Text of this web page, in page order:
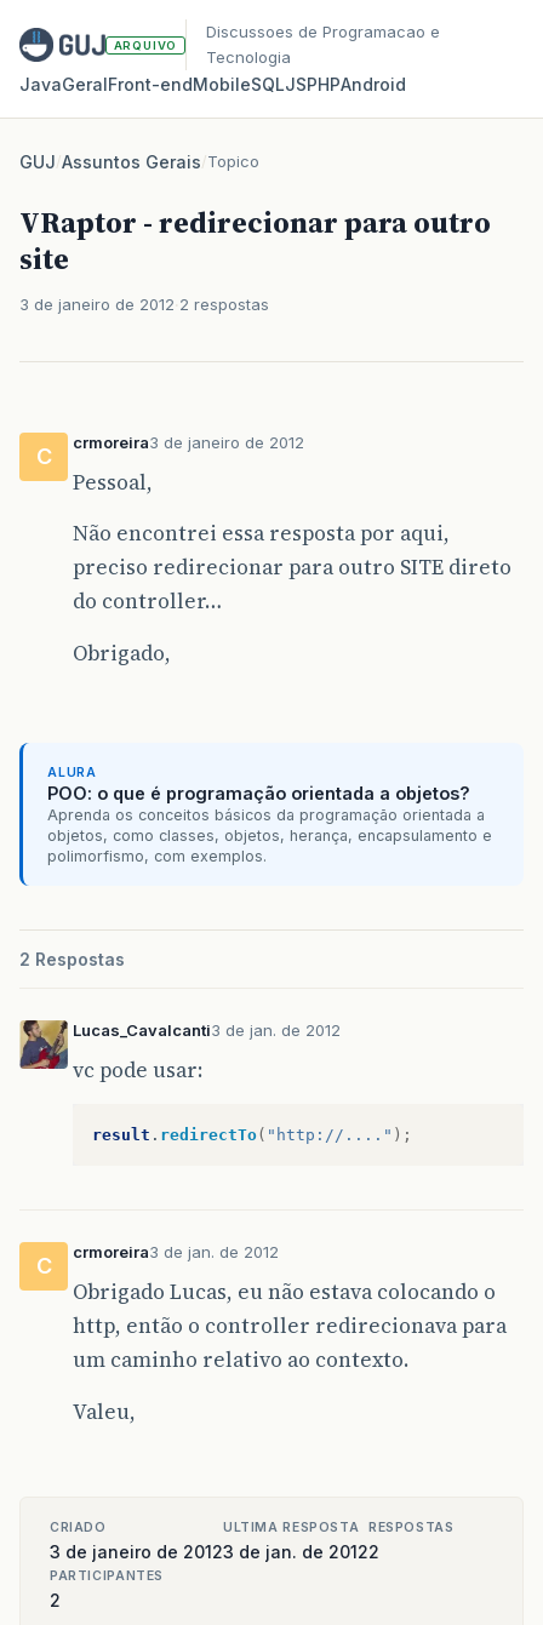
ARQUIVO
Discussoes de Programacao e
Tecnologia
JavaGeralFront‑endMobileSQLJSPHPAndroid
GUJ/Assuntos Gerais/Topico
VRaptor - redirecionar para outro
site
3 de janeiro de 2012 2 respostas
C
crmoreira3 de janeiro de 2012
Pessoal,
Não encontrei essa resposta por aqui,
preciso redirecionar para outro SITE direto
do controller…
Obrigado,
ALURA
POO: o que é programação orientada a objetos?
Aprenda os conceitos básicos da programação orientada a
objetos, como classes, objetos, herança, encapsulamento e
polimorfismo, com exemplos.
2 Respostas
Lucas_Cavalcanti3 de jan. de 2012
vc pode usar:
result . redirectTo( "http://...." );
C
crmoreira3 de jan. de 2012
Obrigado Lucas, eu não estava colocando o
http, então o controller redirecionava para
um caminho relativo ao contexto.
Valeu,
CRIADO
3 de janeiro de 2012
ULTIMA RESPOSTA
3 de jan. de 2012
RESPOSTAS
2
PARTICIPANTES
2